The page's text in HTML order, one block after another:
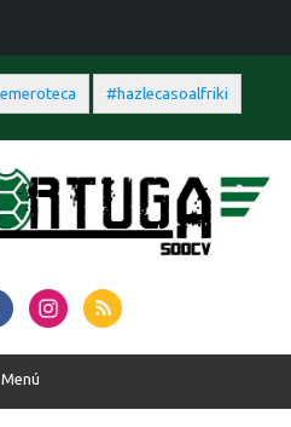
#hazlecasoalfriki
Menú